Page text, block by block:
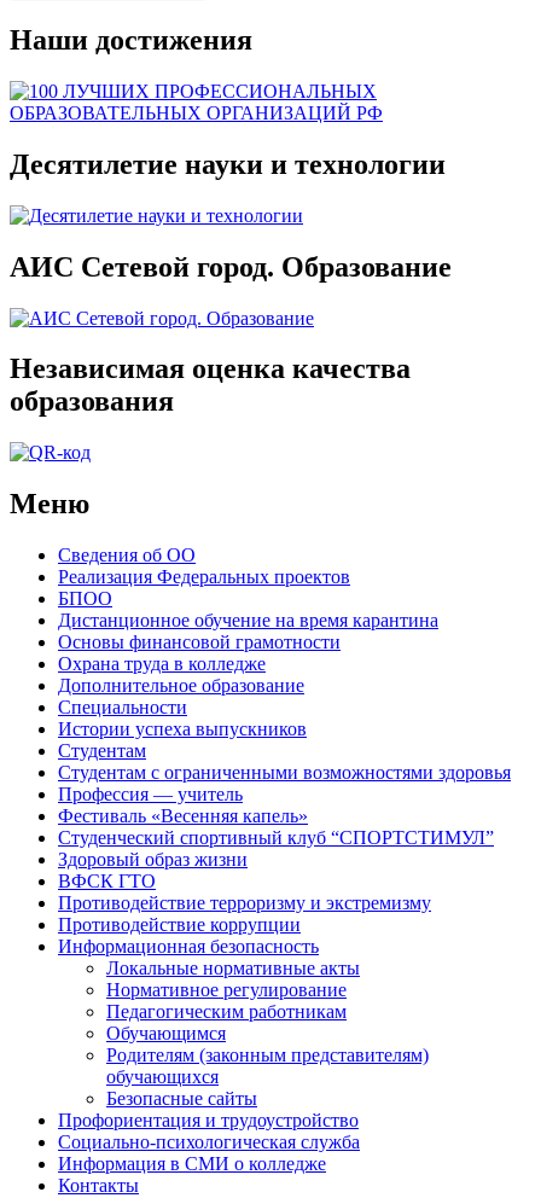
Наши достижения
Десятилетие науки и технологии
АИС Сетевой город. Образование
Независимая оценка качества
образования
Меню
Сведения об ОО
Реализация Федеральных проектов
БПОО
Дистанционное обучение на время карантина
Основы финансовой грамотности
Охрана труда в колледже
Дополнительное образование
Специальности
Истории успеха выпускников
Студентам
Студентам с ограниченными возможностями здоровья
Профессия — учитель
Фестиваль «Весенняя капель»
Студенческий спортивный клуб “СПОРТСТИМУЛ”
Здоровый образ жизни
ВФСК ГТО
Противодействие терроризму и экстремизму
Противодействие коррупции
Информационная безопасность
Локальные нормативные акты
Нормативное регулирование
Педагогическим работникам
Обучающимся
Родителям (законным представителям)
обучающихся
Безопасные сайты
Профориентация и трудоустройство
Социально-психологическая служба
Информация в СМИ о колледже
Контакты